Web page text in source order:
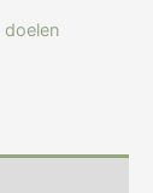
doelen